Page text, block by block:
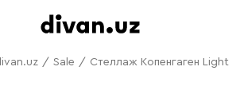
/ Sale / Стеллаж Копенгаген Light